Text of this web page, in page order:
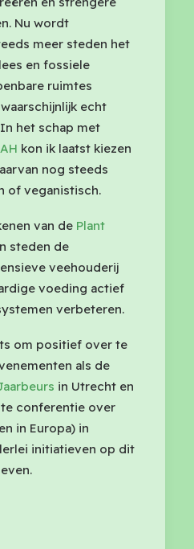
Nu wordt
meer steden het
en fossiele
ruimtes
echt
het schap met
AH kon ik laatst kiezen
nog steeds
of veganistisch.
van de Plant
steden de
veehouderij
voeding actief
verbeteren.
om positief over te
als de
in Utrecht en
conferentie over
in Europa) in
initiatieven op dit